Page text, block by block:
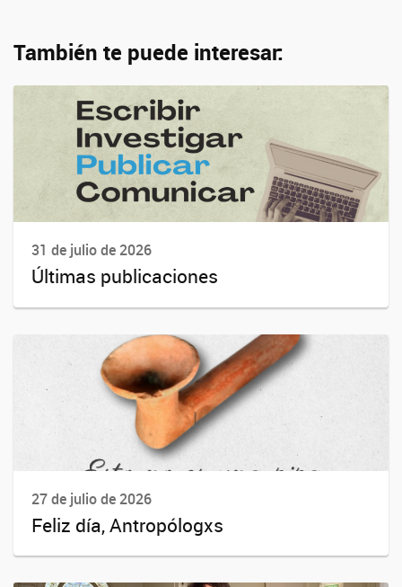
También te puede interesar:
31 de julio de 2026
Últimas publicaciones
27 de julio de 2026
Feliz día, Antropólogxs